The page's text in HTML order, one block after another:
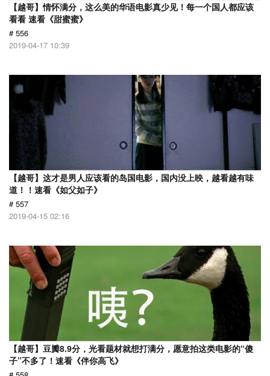
【越哥】情怀满分，这么美的华语电影真少见！每一个国人都应该
看看 速看《甜蜜蜜》
# 556
2019-04-17 10:39
【越哥】这才是男人应该看的岛国电影，国内没上映，越看越有味
道！！速看《如父如子》
# 557
2019-04-15 02:16
【越哥】豆瓣8.9分，光看题材就想打满分，愿意拍这类电影的“傻
子”不多了！速看《伴你高飞》